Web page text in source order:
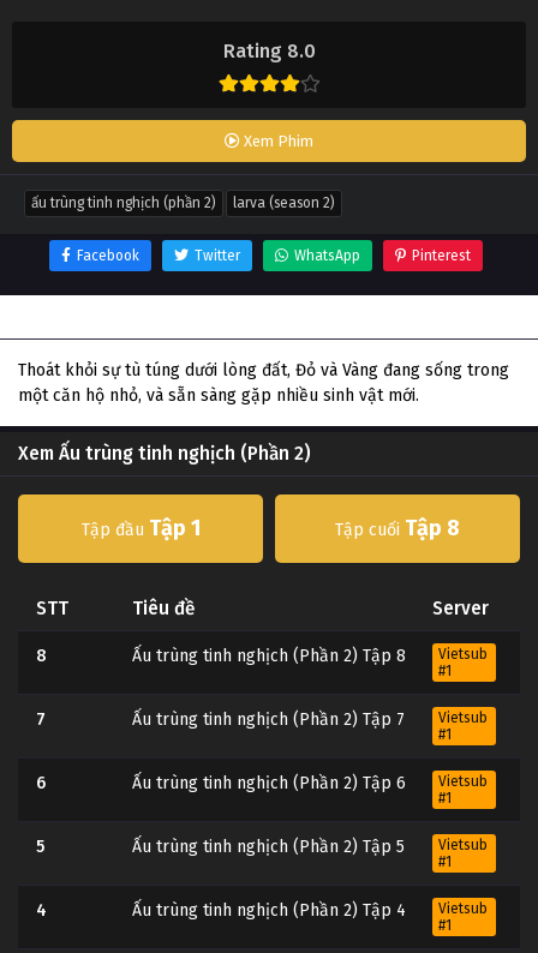
Rating 8.0
Xem Phim
ấu trùng tinh nghịch (phần 2) larva (season 2)
Facebook Twitter WhatsApp Pinterest
Thoát khỏi sự tù túng dưới lòng đất, Đỏ và Vàng đang sống trong
một căn hộ nhỏ, và sẵn sàng gặp nhiều sinh vật mới.
Xem Ấu trùng tinh nghịch (Phần 2)
Tập đầu Tập 1 Tập cuối Tập 8
STT Tiêu đề Server
8 Ấu trùng tinh nghịch (Phần 2) Tập 8
Vietsub
#1
7 Ấu trùng tinh nghịch (Phần 2) Tập 7
Vietsub
#1
6 Ấu trùng tinh nghịch (Phần 2) Tập 6
Vietsub
#1
5 Ấu trùng tinh nghịch (Phần 2) Tập 5
Vietsub
#1
4 Ấu trùng tinh nghịch (Phần 2) Tập 4
Vietsub
#1